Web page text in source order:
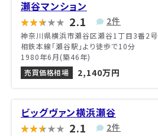
瀬谷マンション
2.1 2件
神奈川県横浜市瀬谷区瀬谷1丁目3番2号
相鉄本線「瀬谷駅」より徒歩で10分
1980年6月(築46年)
売買価格相場
2,140万円
ビッグヴァン横浜瀬谷
2.1 2件